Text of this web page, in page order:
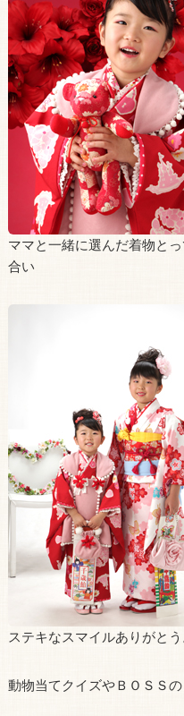
ママと一緒に選んだ着物と
合い
ステキなスマイルありがとう
動物当てクイズやＢＯＳＳ